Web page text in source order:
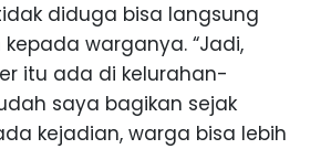
diduga bisa langsung
warganya. “Jadi,
itu ada di kelurahan-
saya bagikan sejak
kejadian, warga bisa lebih